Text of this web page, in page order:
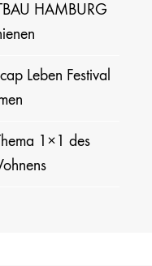
HAMBURG
Leben Festival
1×1 des